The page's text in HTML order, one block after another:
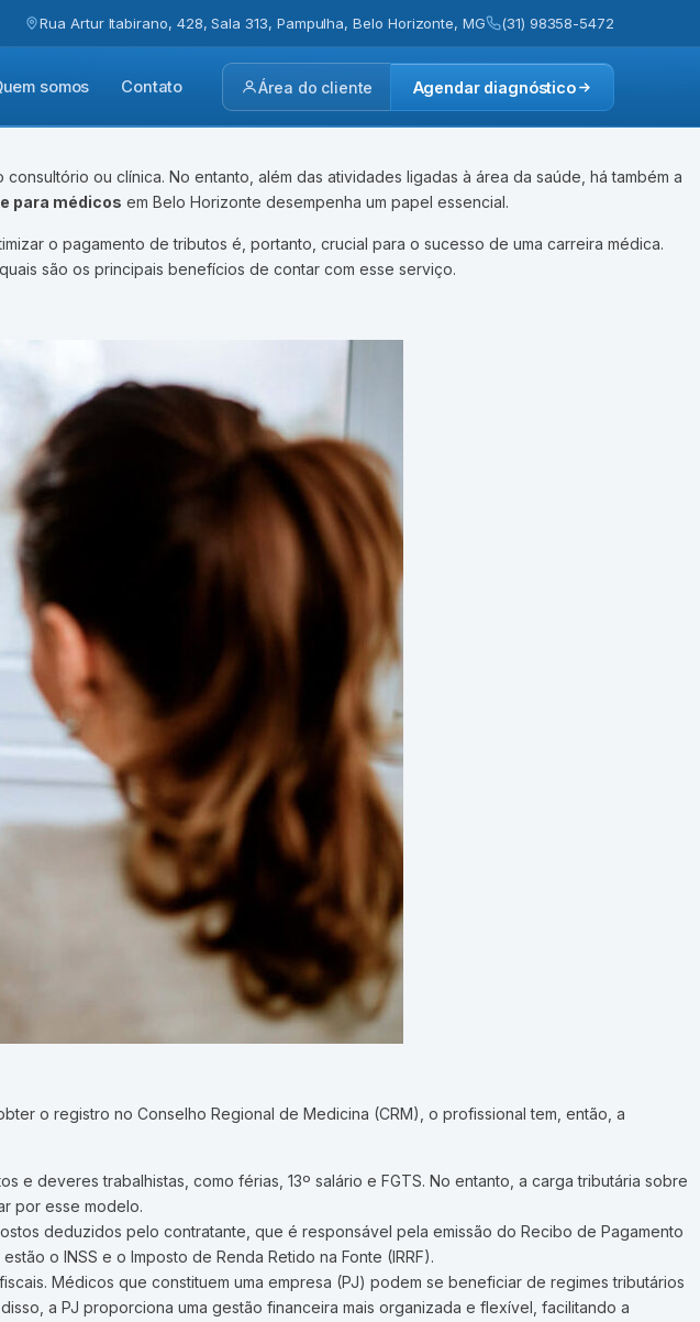
Rua Artur Itabirano, 428, Sala 313, Pampulha, Belo Horizonte, MG (31) 98358-5472
somos Contato Área do cliente Agendar diagnóstico
ou clínica. No entanto, além das atividades ligadas à área da saúde, há também a
para médicos em Belo Horizonte desempenha um papel essencial.
o pagamento de tributos é, portanto, crucial para o sucesso de uma carreira médica.
são os principais benefícios de contar com esse serviço.
o registro no Conselho Regional de Medicina (CRM), o profissional tem, então, a
e deveres trabalhistas, como férias, 13º salário e FGTS. No entanto, a carga tributária sobre
por esse modelo.
deduzidos pelo contratante, que é responsável pela emissão do Recibo de Pagamento
o INSS e o Imposto de Renda Retido na Fonte (IRRF).
Médicos que constituem uma empresa (PJ) podem se beneficiar de regimes tributários
a PJ proporciona uma gestão financeira mais organizada e flexível, facilitando a